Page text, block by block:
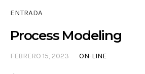
ENTRADA
Process Modeling
FEBRERO 15, 2023 ON-LINE